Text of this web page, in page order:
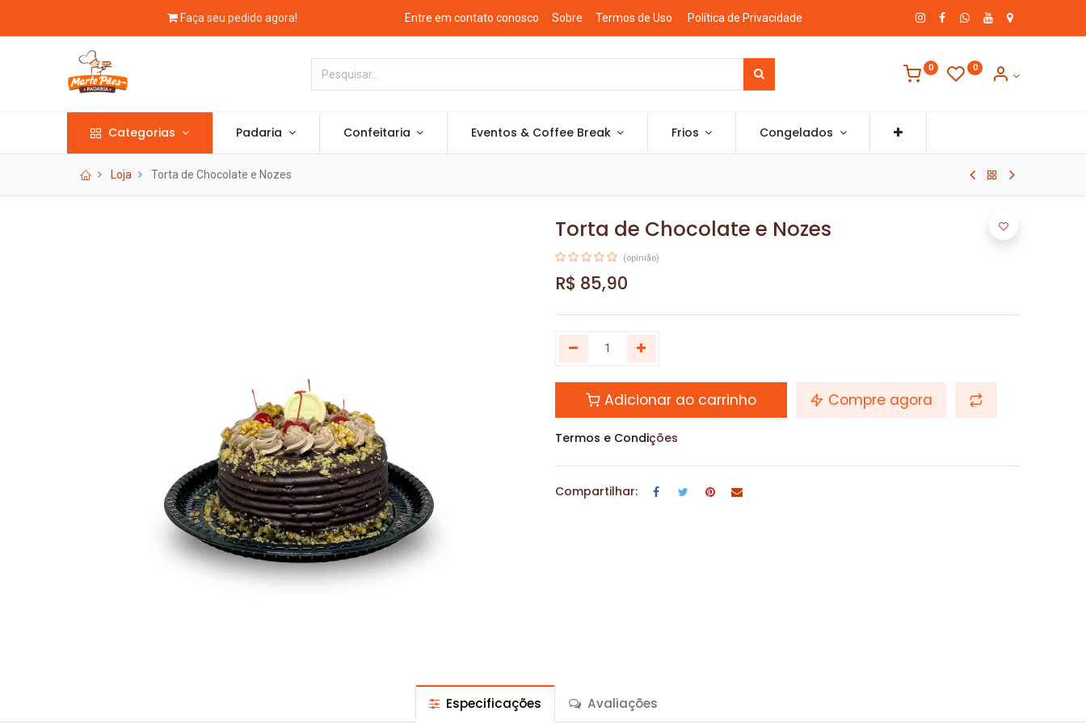
Faça seu pedido agora! Entre em contato conosco Sobre Termos de Uso Política de Privacidade
0 0
Categorias Padaria Confeitaria Eventos & Coffee Break Frios Congelados
Loja Torta de Chocolate e Nozes
Torta de Chocolate e Nozes
(opinião)
R$ 85,90
Adicionar ao carrinho Compre agora
Termos e Condições
Compartilhar:
Especificações Avaliações